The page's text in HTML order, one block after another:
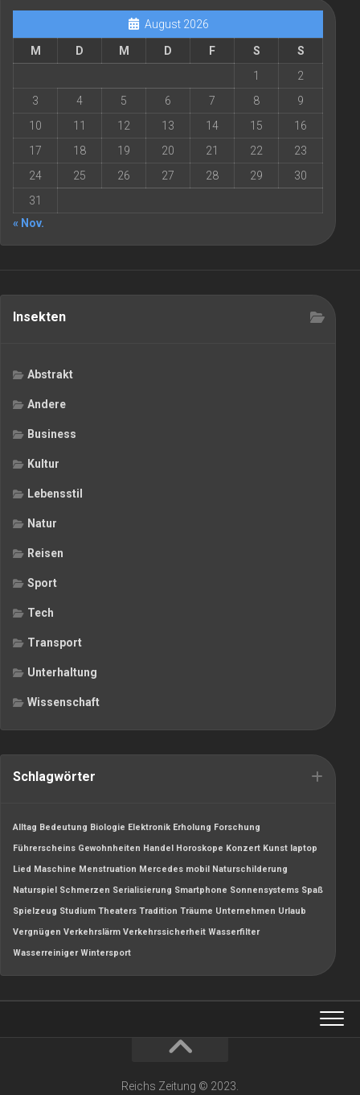
August 2026
M D M D F S
S
1
2
3
4 5 6 7 8
9
10
11 12 13 14 15
16
17
18 19 20 21 22
23
24
25 26 27 28 29
30
31
« Nov.
Insekten
Abstrakt
Andere
Business
Kultur
Lebensstil
Natur
Reisen
Sport
Tech
Transport
Unterhaltung
Wissenschaft
Schlagwörter
Alltag Bedeutung Biologie Elektronik Erholung Forschung
Führerscheins Gewohnheiten Handel Horoskope Konzert Kunst laptop
Lied Maschine Menstruation Mercedes mobil
Naturschilderung
Naturspiel
Schmerzen Serialisierung Smartphone Sonnensystems Spaß
Spielzeug Studium Theaters Tradition Träume Unternehmen Urlaub
Vergnügen Verkehrslärm Verkehrssicherheit Wasserfilter
Wasserreiniger Wintersport
Reichs Zeitung © 2023.